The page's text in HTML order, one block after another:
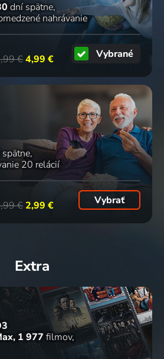
dní spätne
nahrávanie
€4,99 € Vybrané
20 relácií
€ 2,99 € Vybrať
Extra
1 977 filmov